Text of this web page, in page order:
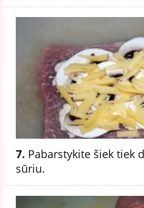
7. Pabarstykite šiek tiek
sūriu.